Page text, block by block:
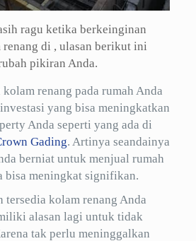
ragu ketika berkeinginan
renang di , ulasan berikut ini
pikiran Anda.
renang pada rumah Anda
yang bisa meningkatkan
Anda seperti yang ada di
Gading. Artinya seandainya
berniat untuk menjual rumah
bisa meningkat signifikan.
tersedia kolam renang Anda
alasan lagi untuk tidak
tak perlu meninggalkan